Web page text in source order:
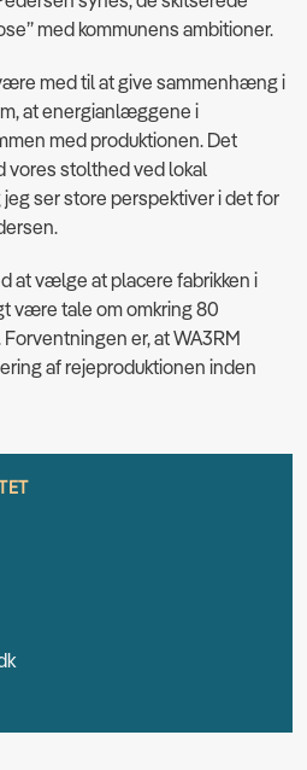
med kommunens ambitioner.
med til at give sammenhæng i
at energianlæggene i
med produktionen. Det
vores stolthed ved lokal
ser store perspektiver i det for
at vælge at placere fabrikken i
være tale om omkring 80
er, at WA3RM
af rejeproduktionen inden